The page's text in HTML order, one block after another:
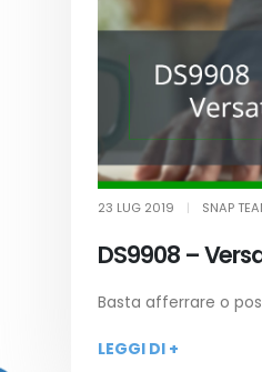
23 LUG 2019 | SNAP
DS9908 –
Basta afferrare o
LEGGI DI +